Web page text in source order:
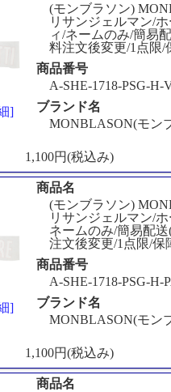
]
(モンブラソン)
リサンジェルマン/
ィ/ネームのみ/簡易
料注文後変更/1点限/
商品番号
A-SHE-1718-PSG-H-
ブランド名
MONBLASON(モン
1,100円(税込み)
]
商品名
(モンブラソン)
リサンジェルマン/
ネームのみ/簡易配
注文後変更/1点限/保
商品番号
A-SHE-1718-PSG-H-
ブランド名
MONBLASON(モン
1,100円(税込み)
商品名